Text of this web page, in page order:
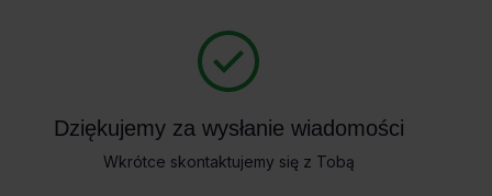
Wynajem tradycyjny
Dziękujemy za wysłanie wiadomości
Wkrótce skontaktujemy się z Tobą
Masz pytania dotyczące oferty? Opowiedz nam o swoich
Twojej firmy. Napisz do nas!
Dziękujemy za wysłanie wiadomości
Wkrótce skontaktujemy się z Tobą